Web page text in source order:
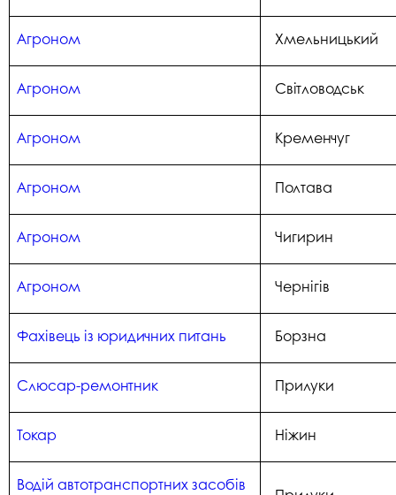
Агроном Хмельницький
Агроном Світловодськ
Агроном Кременчуг
Агроном Полтава
Агроном Чигирин
Агроном Чернігів
Фахівець із юридичних питань Борзна
Слюсар-ремонтник Прилуки
Токар Ніжин
Водій автотранспортних засобів